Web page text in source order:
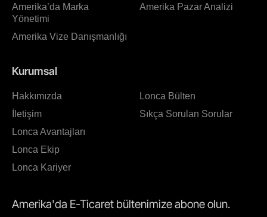
Amerika’da Marka
Yönetimi
Amerika Vize Danışmanlığı
Amerika Pazar Analizi
Kurumsal
Hakkımızda
İletişim
Lonca Avantajları
Lonca Ekip
Lonca Kariyer
Lonca Bülten
Sıkça Sorulan Sorular
Amerika'da E-Ticaret bültenimize abone olun.